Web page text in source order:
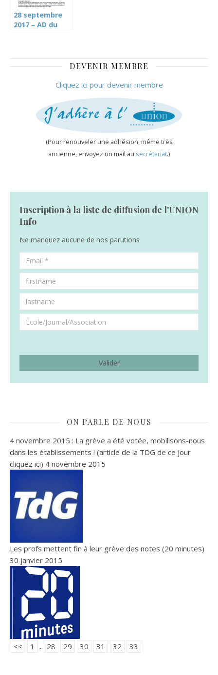
28 septembre
2017 – AD du
DEVENIR MEMBRE
Cliquez ici pour devenir membre
(Pour renouveler une adhésion, même très
ancienne, envoyez un mail au secrétariat.)
Inscription à la liste de diffusion de l'UNION
Info
Ne manquez aucune de nos parutions
ON PARLE DE NOUS
4 novembre 2015 : La grève a été votée, mobilisons-nous
dans les établissements ! (article de la TDG de ce jour
cliquez ici) 4 novembre 2015
Les profs mettent fin à leur grève des notes (20 minutes)
30 janvier 2015
<< 1 ... 28 29 30 31 32 33